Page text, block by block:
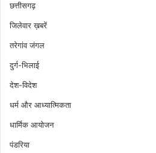
छत्तीसगढ़
जिलेवार ख़बरें
तरेगांव जंगल
दुर्ग-भिलाई
देश-विदेश
धर्म और आध्यात्मिकता
धार्मिक आयोजन
पंडरिया